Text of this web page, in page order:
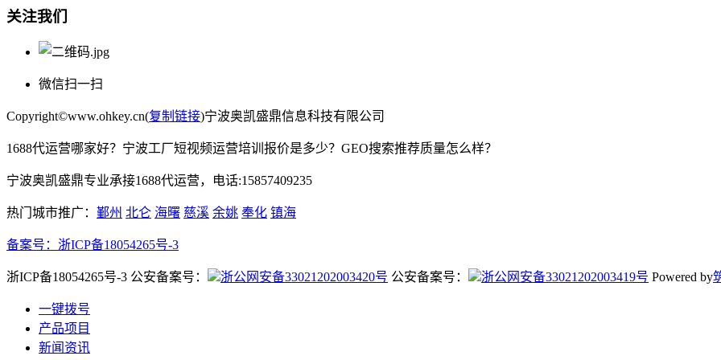
关注我们
微信扫一扫
Copyright©www.ohkey.cn(复制链接)宁波奥凯盛鼎信息科技有限公司
1688代运营哪家好？宁波工厂短视频运营培训报价是多少？GEO搜索推荐质量怎么样？
宁波奥凯盛鼎专业承接1688代运营，电话:15857409235
热门城市推广： 鄞州 北仑 海曙 慈溪 余姚 奉化 镇海
备案号： 浙ICP备18054265号-3
浙ICP备18054265号-3 公安备案号： 浙公网安备33021202003420号 公安备案号： 浙公网安备33021202003419号 Powered by
一键拨号
产品项目
新闻资讯